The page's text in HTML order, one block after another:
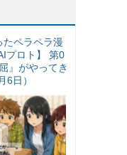
たペラペラ漫
プロト】 第0
』がやってき
6日）